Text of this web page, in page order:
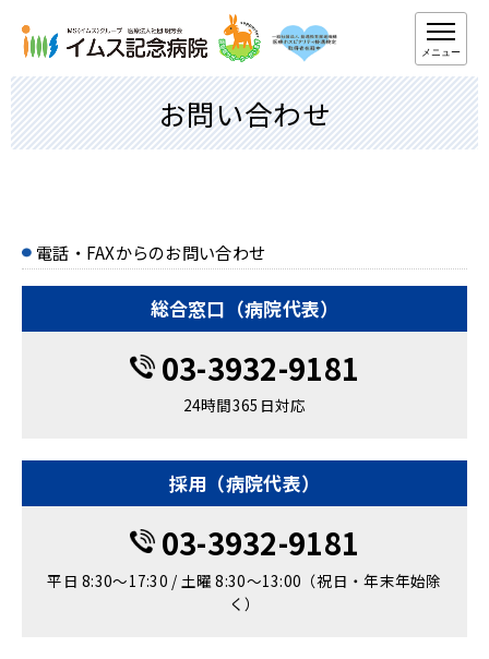
メニュー
お問い合わせ
電話・FAXからのお問い合わせ
総合窓口（病院代表）
03-3932-9181
24時間365日対応
採用（病院代表）
03-3932-9181
平日 8:30～17:30 / 土曜 8:30～13:00（祝日・年末年始除
く）